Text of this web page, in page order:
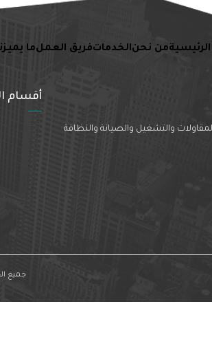
الرئيسيةمن نحنالخدماتفريق العملما
It seems we can’t find what
المقاولات والتشغيل والصيانة والنظافة
أقسام
جميع